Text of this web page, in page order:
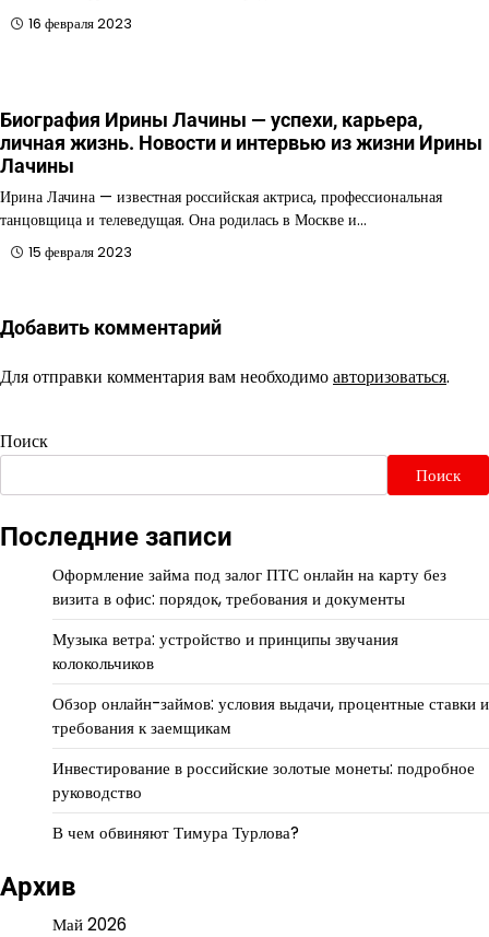
16 февраля 2023
Биография Ирины Лачины — успехи, карьера,
личная жизнь. Новости и интервью из жизни Ирины
Лачины
Ирина Лачина — известная российская актриса, профессиональная
танцовщица и телеведущая. Она родилась в Москве и…
15 февраля 2023
Добавить комментарий
Для отправки комментария вам необходимоавторизоваться.
Поиск
Поиск
Последние записи
Оформление займа под залог ПТС онлайн на карту без
визита в офис: порядок, требования и документы
Музыка ветра: устройство и принципы звучания
колокольчиков
Обзор онлайн-займов: условия выдачи, процентные ставки и
требования к заемщикам
Инвестирование в российские золотые монеты: подробное
руководство
В чем обвиняют Тимура Турлова?
Архив
Май 2026